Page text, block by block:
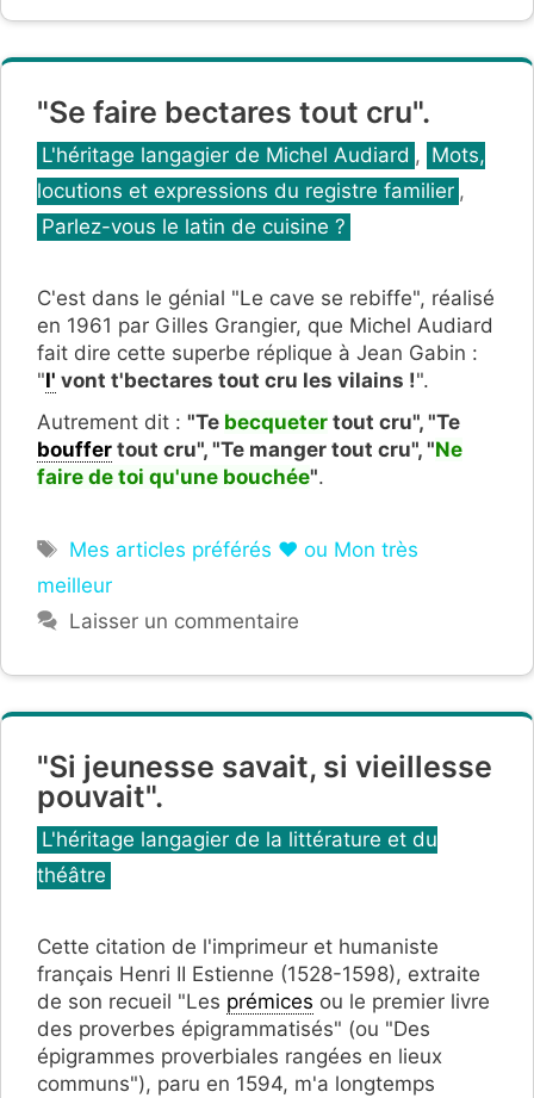
"Se faire bectares tout cru".
Catégories
L'héritage langagier de Michel Audiard , Mots,
locutions et expressions du registre familier ,
Parlez-vous le latin de cuisine ?
C'est dans le génial "Le cave se rebiffe", réalisé
en 1961 par Gilles Grangier, que Michel Audiard
fait dire cette superbe réplique à Jean Gabin :
"I' vont t'bectares tout cru les vilains !".
Autrement dit : "Te becqueter tout cru", "Te
bouffer tout cru", "Te manger tout cru", "Ne
faire de toi qu'une bouchée".
Étiquettes
Mes articles préférés ❤ ou Mon très
meilleur
Laisser un commentaire
"Si jeunesse savait, si vieillesse
pouvait".
Catégories
L'héritage langagier de la littérature et du
théâtre
Cette citation de l'imprimeur et humaniste
français Henri II Estienne (1528-1598), extraite
de son recueil "Les prémices ou le premier livre
des proverbes épigrammatisés" (ou "Des
épigrammes proverbiales rangées en lieux
communs"), paru en 1594, m'a longtemps